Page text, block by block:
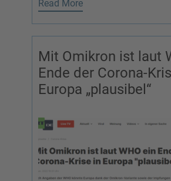
Read More
Mit Omikron ist laut
Ende der Corona-
Europa „plausibel“